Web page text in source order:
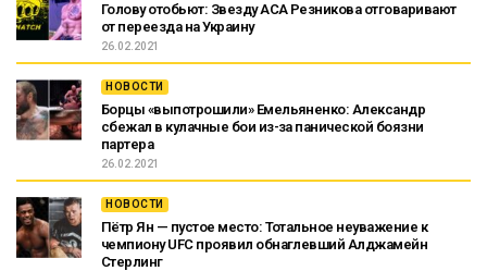
Голову отобьют: Звезду ACA Резникова отговаривают
от переезда на Украину
26.02.2021
НОВОСТИ
Борцы «выпотрошили» Емельяненко: Александр
сбежал в кулачные бои из-за панической боязни
партера
26.02.2021
НОВОСТИ
Пётр Ян — пустое место: Тотальное неуважение к
чемпиону UFC проявил обнаглевший Алджамейн
Стерлинг